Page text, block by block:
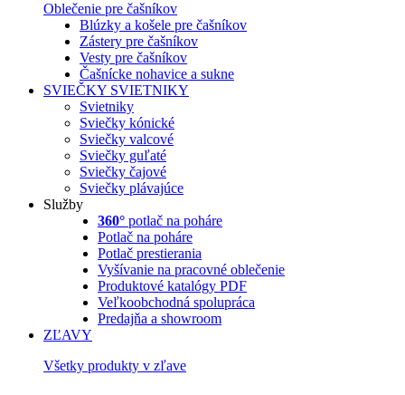
Oblečenie pre čašníkov
Blúzky a košele pre čašníkov
Zástery pre čašníkov
Vesty pre čašníkov
Čašnícke nohavice a sukne
SVIEČKY SVIETNIKY
Svietniky
Sviečky kónické
Sviečky valcové
Sviečky guľaté
Sviečky čajové
Sviečky plávajúce
Služby
360° potlač na poháre
Potlač na poháre
Potlač prestierania
Vyšívanie na pracovné oblečenie
Produktové katalógy PDF
Veľkoobchodná spolupráca
Predajňa a showroom
ZĽAVY
Všetky produkty v zľave